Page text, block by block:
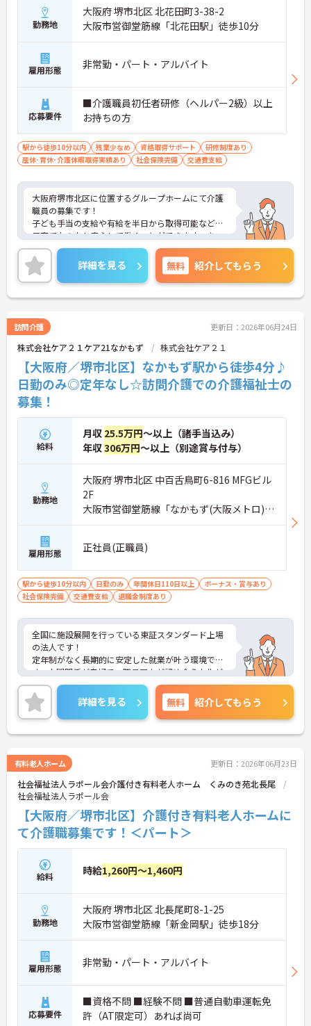
勤務地
大阪府 堺市北区 北花田町3-38-2
大阪市営御堂筋線「北花田駅」徒歩10分
雇用形態 非常勤・パート・アルバイト
応募要件
■介護職員初任者研修（ヘルパー2級）以上
お持ちの方
駅から徒歩10分以内 残業少なめ 資格取得サポート
研修制度あり
産休･育休･介護休暇取得実績あり
社会保険完備 交通費支給
大阪府堺市北区に位置するグループホームにて介護
職員の募集です！
子ども手当の支給や有給を半日から取得可能など、
子育て中の方も安心して働くことができます。ま
た、正社員登用制度もあり長くご活躍していただけ
ます。
ご興味のある方には、面接対策ポイントなど、さら
に詳細をご案内しますのでお気軽にご相談くださ
い！
詳細を見る 無料 紹介してもらう
訪問介護 更新日：2026年06月24日
株式会社ケア２１ケア21なかもず 株式会社ケア２１
【大阪府／堺市北区】なかもず駅から徒歩4分♪
日勤のみ◎定年なし☆訪問介護での介護福祉士の
募集！
給料
月収 25.5万円～以上（諸手当込み）
年収306万円～以上（別途賞与付与）
勤務地
大阪府 堺市北区 中百舌鳥町6-816 MFGビル
2F
大阪市営御堂筋線「なかもず(大阪メトロ)
駅」徒歩4分
雇用形態 正社員(正職員)
駅から徒歩10分以内 日勤のみ 年間休日110日以上
ボーナス・賞与あり
社会保険完備
交通費支給 退職金制度あり
全国に施設展開を行っている東証スタンダード上場
の法人です！
定年制がなく長期的に安定した就業が叶う環境で
す。人間関係が良好で、職員同士が認め合う文化が
根付いています。
ご興味のある方には、面接対策ポイントなど、さら
に詳細をご案内しますのでお気軽にご相談くださ
い！
詳細を見る 無料 紹介してもらう
有料老人ホーム 更新日：2026年06月23日
社会福祉法人ラポール会介護付き有料老人ホーム くみのき苑北長尾
社会福祉法人ラポール会
【大阪府／堺市北区】介護付き有料老人ホームに
て介護職募集です！＜パート＞
給料 時給1,260円～1,460円
勤務地
大阪府 堺市北区 北長尾町8-1-25
大阪市営御堂筋線「新金岡駅」徒歩18分
雇用形態 非常勤・パート・アルバイト
応募要件
■資格不問 ■経験不問 ■普通自動車運転免
許（AT限定可）あれば尚可